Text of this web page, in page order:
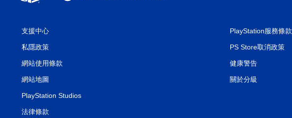
支援中心
私隱政策
網站使用條款
網站地圖
PlayStation Studios
法律條款
PlayStation服務條款
PS Store取消政策
健康警告
關於分級